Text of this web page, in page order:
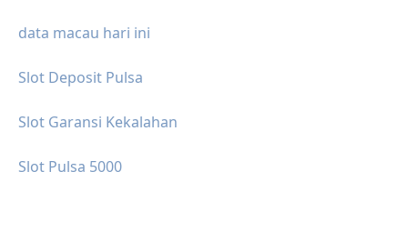
data macau hari ini
Slot Deposit Pulsa
Slot Garansi Kekalahan
Slot Pulsa 5000